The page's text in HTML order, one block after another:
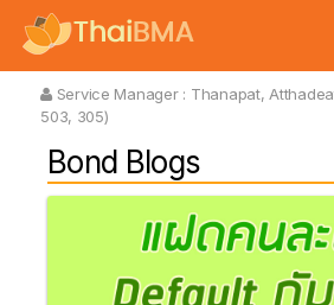
Service Manager : Thanapat,
503, 305)
Bond Blogs